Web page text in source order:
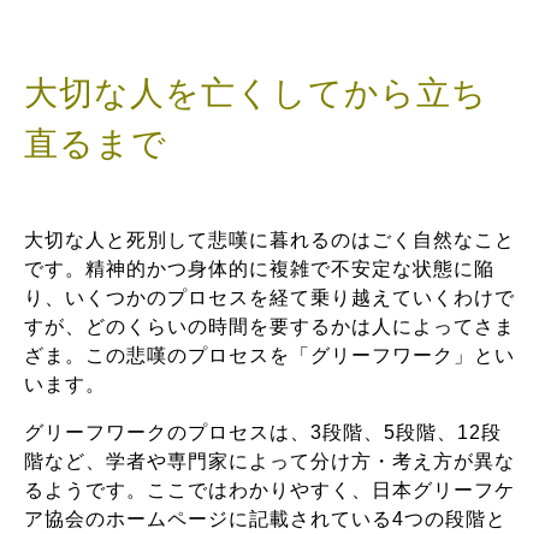
大切な人を亡くしてから立ち
直るまで
大切な人と死別して悲嘆に暮れるのはごく自然なこと
です。精神的かつ身体的に複雑で不安定な状態に陥
り、いくつかのプロセスを経て乗り越えていくわけで
すが、どのくらいの時間を要するかは人によってさま
ざま。この悲嘆のプロセスを「グリーフワーク」とい
います。
グリーフワークのプロセスは、3段階、5段階、12段
階など、学者や専門家によって分け方・考え方が異な
るようです。ここではわかりやすく、日本グリーフケ
ア協会のホームページに記載されている4つの段階と